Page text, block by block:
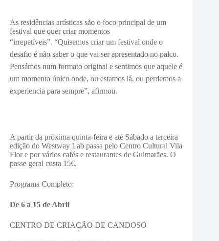
As residências artísticas são o foco principal de um
festival que quer criar momentos
“irrepetíveis”. “Quisemos criar um festival onde o
desafio é não saber o que vai ser apresentado no palco.
Pensámos num formato original e sentimos que aquele é
um momento único onde, ou estamos lá, ou perdemos a
experiencia para sempre”, afirmou.
A partir da próxima quinta-feira e até Sábado a terceira
edição do Westway Lab passa pelo Centro Cultural Vila
Flor e por vários cafés e restaurantes de Guimarães. O
passe geral custa 15€.
Programa Completo:
De 6 a 15 de Abril
CENTRO DE CRIAÇÃO DE CANDOSO